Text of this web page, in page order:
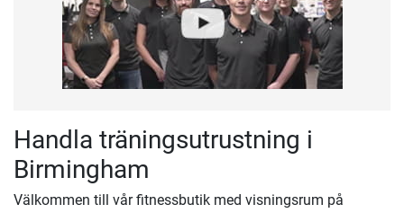
Handla träningsutrustning i
Birmingham
Välkommen till vår fitnessbutik med visningsrum på